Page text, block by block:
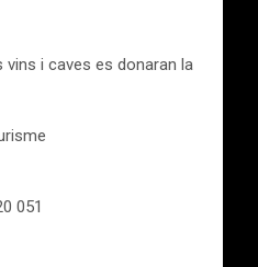
vins i caves es donaran la
051